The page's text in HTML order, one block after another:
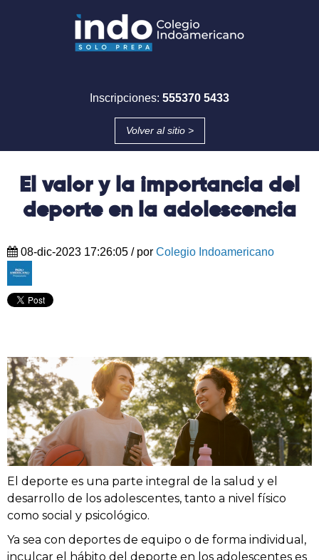
Inscripciones: 555370 5433
Volver al sitio >
El valor y la importancia del
deporte en la adolescencia
08-dic-2023 17:26:05 / por Colegio Indoamericano
El deporte es una parte integral de la salud y el
desarrollo de los adolescentes, tanto a nivel físico
como social y psicológico.
Ya sea con deportes de equipo o de forma individual,
inculcar el hábito del deporte en los adolescentes es